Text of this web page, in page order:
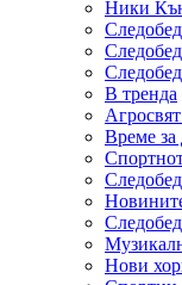
Ники
В тренда
Време за
Нови